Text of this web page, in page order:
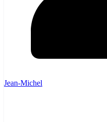
Jean-Michel